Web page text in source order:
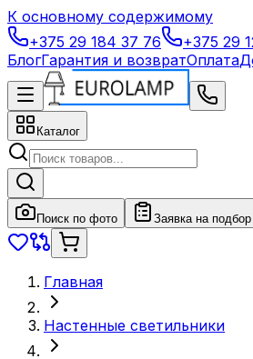
К основному содержимому
+375 29 184 37 76
+375 29
БлогГарантия и возвратОплата
Каталог
Поиск по фото Заявка на подбор
Главная
Настенные светильники